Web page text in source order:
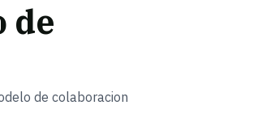
de
de colaboracion